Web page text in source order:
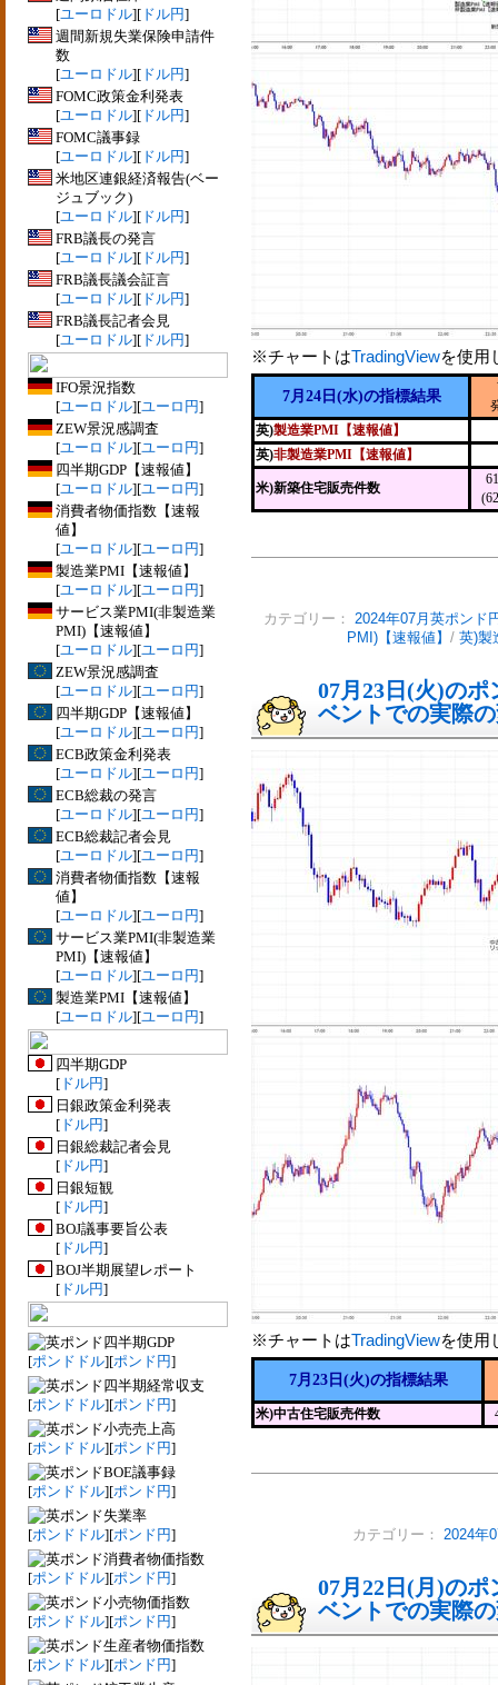
[ユーロドル][ ドル円]
週間新規失業保険申請件
数
[ユーロドル][ ドル円]
FOMC政策金利発表
[ユーロドル][ ドル円]
FOMC議事録
[ユーロドル][ ドル円]
米地区連銀経済報告(ベー
ジュブック)
[ユーロドル][ ドル円]
FRB議長の発言
[ユーロドル][ ドル円]
FRB議長議会証言
[ユーロドル][ ドル円]
FRB議長記者会見
[ユーロドル][ ドル円]
IFO景況指数
[ユーロドル][ユーロ円]
ZEW景況感調査
[ユーロドル][ユーロ円]
四半期GDP【速報値】
[ユーロドル][ユーロ円]
消費者物価指数【速報
値】
[ユーロドル][ユーロ円]
製造業PMI【速報値】
[ユーロドル][ユーロ円]
サービス業PMI(非製造業
PMI)【速報値】
[ユーロドル][ユーロ円]
ZEW景況感調査
[ユーロドル][ユーロ円]
四半期GDP【速報値】
[ユーロドル][ユーロ円]
ECB政策金利発表
[ユーロドル][ユーロ円]
ECB総裁の発言
[ユーロドル][ユーロ円]
ECB総裁記者会見
[ユーロドル][ユーロ円]
消費者物価指数【速報
値】
[ユーロドル][ユーロ円]
サービス業PMI(非製造業
PMI)【速報値】
[ユーロドル][ユーロ円]
製造業PMI【速報値】
[ユーロドル][ユーロ円]
四半期GDP
[ ドル円]
日銀政策金利発表
[ ドル円]
日銀総裁記者会見
[ ドル円]
日銀短観
[ ドル円]
BOJ議事要旨公表
[ ドル円]
BOJ半期展望レポート
[ ドル円]
四半期GDP
[ポンドドル][ポンド円]
四半期経常収支
[ポンドドル][ポンド円]
小売売上高
[ポンドドル][ポンド円]
BOE議事録
[ポンドドル][ポンド円]
失業率
[ポンドドル][ポンド円]
消費者物価指数
[ポンドドル][ポンド円]
小売物価指数
[ポンドドル][ポンド円]
生産者物価指数
[ポンドドル][ポンド円]
※チャートはTradingViewを使用
7月24日(水)の指標結果
英)製造業PMI【速報値】
英)非製造業PMI【速報値】
米)新築住宅販売件数
カテゴリー： 2024年07月英ポンド
PMI)【速報値】 / 英)製
07月23日(火)の
ベントでの実際
※チャートはTradingViewを使用
7月23日(火)の指標結果
米)中古住宅販売件数
カテゴリー： 2024年
07月22日(月)の
ベントでの実際